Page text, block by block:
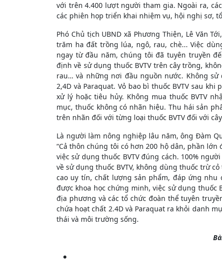
với trên 4.400 lượt người tham gia. Ngoài ra,
các phiên họp triển khai nhiệm vụ, hội nghị sơ,
Phó Chủ tịch UBND xã Phương Thiện, Lê Văn
trăm ha đất trồng lúa, ngô, rau, chè... Việc
ngay từ đầu năm, chúng tôi đã tuyên truyền
định về sử dụng thuốc BVTV trên cây trồng,
rau… và những nơi đầu nguồn nước. Không
2,4D và Paraquat. Vỏ bao bì thuốc BVTV sau
xử lý hoặc tiêu hủy. Không mua thuốc BVTV
mục, thuốc không có nhãn hiệu. Thu hái sản
trên nhãn đối với từng loại thuốc BVTV đối với
Là người làm nông nghiệp lâu năm, ông Đàm
“Cả thôn chúng tôi có hơn 200 hộ dân, phần
việc sử dụng thuốc BVTV đúng cách. 100%
về sử dụng thuốc BVTV, không dùng thuốc trừ
cao uy tín, chất lượng sản phẩm, đáp ứng nhu
được khoa học chứng minh, việc sử dụng thuốc
địa phương và các tổ chức đoàn thể tuyên
chứa hoạt chất 2.4D và Paraquat ra khỏi danh
thái và môi trường sống.